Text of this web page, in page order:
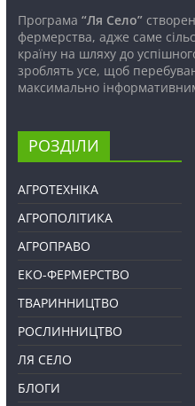
Програма “Ля Село”
фермерства, адже саме
країну на шляху до
зроблять усе, щоб
максимально
РОЗДІЛИ
АГРОТЕХНІКА
АГРОПОЛІТИКА
АГРОПРАВО
ЕКО-ФЕРМЕРСТВО
ТВАРИННИЦТВО
РОСЛИННИЦТВО
ЛЯ СЕЛО
БЛОГИ